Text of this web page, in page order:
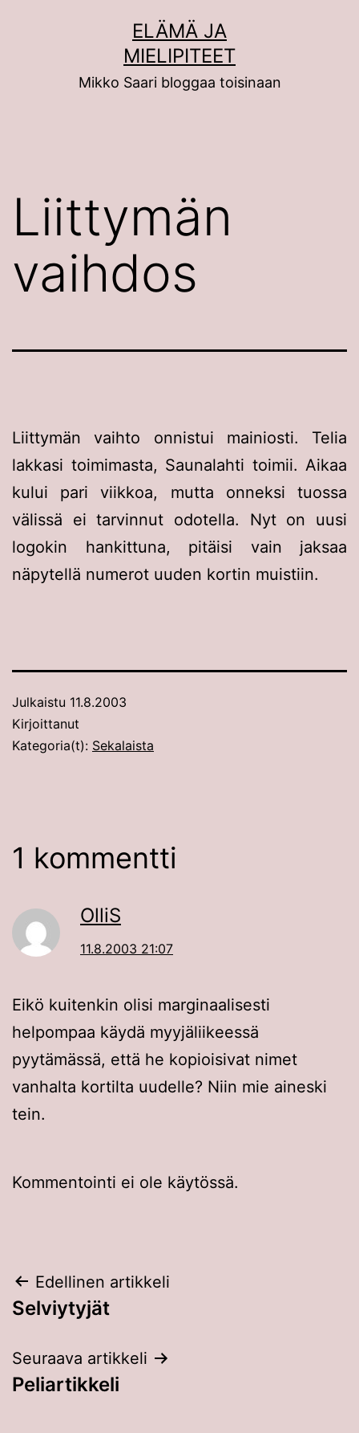
ELÄMÄ JA
MIELIPITEET
Mikko Saari bloggaa toisinaan
Liittymän
vaihdos
Liittymän vaihto onnistui mainiosti. Telia
lakkasi toimimasta, Saunalahti toimii. Aikaa
kului pari viikkoa, mutta onneksi tuossa
välissä ei tarvinnut odotella. Nyt on uusi
logokin hankittuna, pitäisi vain jaksaa
näpytellä numerot uuden kortin muistiin.
Julkaistu 11.8.2003
Kirjoittanut
Kategoria(t): Sekalaista
1 kommentti
OlliS
11.8.2003 21:07
Eikö kuitenkin olisi marginaalisesti
helpompaa käydä myyjäliikeessä
pyytämässä, että he kopioisivat nimet
vanhalta kortilta uudelle? Niin mie aineski
tein.
Kommentointi ei ole käytössä.
Artikkelien
selaus
Edellinen artikkeli
Selviytyjät
Seuraava artikkeli
Peliartikkeli